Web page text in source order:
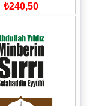
₺240,50